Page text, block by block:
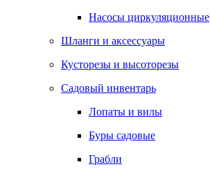
Насосы циркуляционные
Шланги и аксессуары
Кусторезы и высоторезы
Садовый инвентарь
Лопаты и вилы
Буры садовые
Грабли